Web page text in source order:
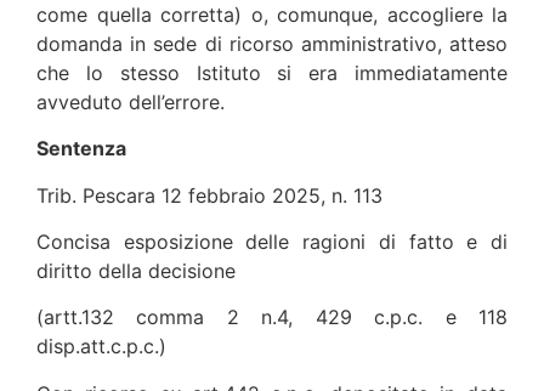
come quella corretta) o, comunque, accogliere la
domanda in sede di ricorso amministrativo, atteso
che lo stesso Istituto si era immediatamente
avveduto dell’errore.
Sentenza
Trib. Pescara 12 febbraio 2025, n. 113
Concisa esposizione delle ragioni di fatto e di
diritto della decisione
(artt.132 comma 2 n.4, 429 c.p.c. e 118
disp.att.c.p.c.)